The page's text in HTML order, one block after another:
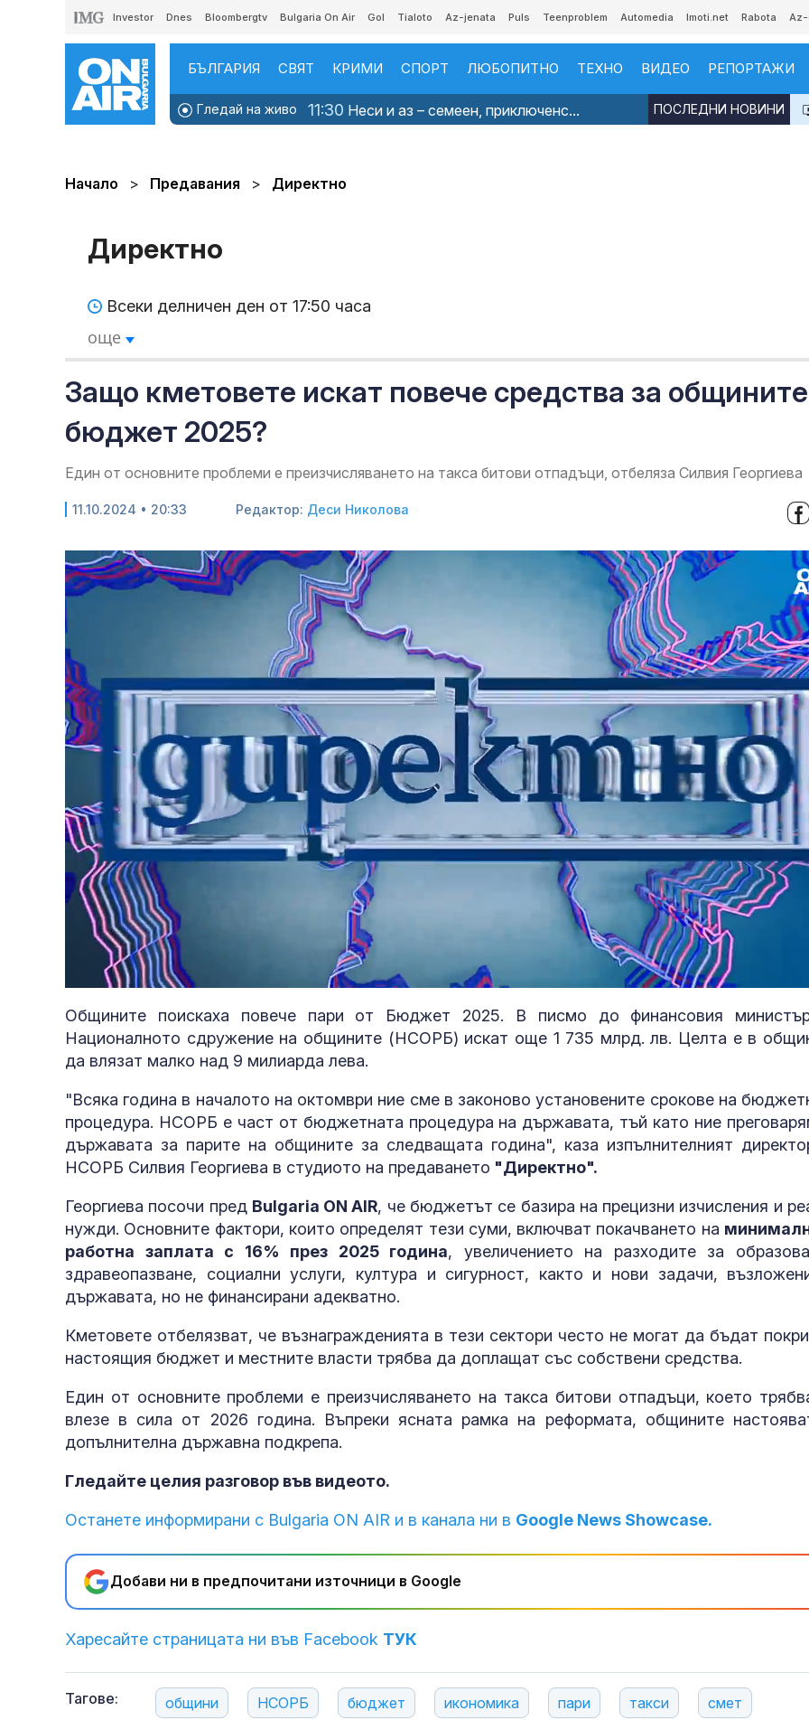
Investor Dnes Bloombergtv Bulgaria On Air Gol Tialoto Az-jenata Puls Teenproblem Automedia Imoti.net Rabota
БЪЛГАРИЯ СВЯТ КРИМИ СПОРТ ЛЮБОПИТНО ТЕХНО ВИДЕО РЕПОРТАЖИ
Гледай на живо 11:30 Неси и аз – семеен, приключенс... ПОСЛЕДНИ НОВИНИ
Начало Предавания Директно
Директно
Всеки делничен ден от 17:50 часа
още
Защо кметовете искат повече средства за
бюджет 2025?
Един от основните проблеми е преизчисляването на такса битови отпадъци, отбеляза Силвия Георгиева
11.10.2024 • 20:33 Редактор: Деси Николова
Unmute Loaded
4.09%
Общините поискаха повече пари от Бюджет 2025. В писмо до финансовия
Националното сдружение на общините (НСОРБ) искат още 1 735 млрд. лв. Целта е в
да влязат малко над 9 милиарда лева.
"Всяка година в началото на октомври ние сме в законово установените срокове на
процедура. НСОРБ е част от бюджетната процедура на държавата, тъй като ние
държавата за парите на общините за следващата година", каза изпълнителният
НСОРБ Силвия Георгиева в студиото на предаването "Директно".
Георгиева посочи пред Bulgaria ON AIR, че бюджетът се базира на прецизни изчисления и
нужди. Основните фактори, които определят тези суми, включват покачването на
работна заплата с 16% през 2025 година, увеличението на разходите за
здравеопазване, социални услуги, култура и сигурност, както и нови задачи,
държавата, но не финансирани адекватно.
Кметовете отбелязват, че възнагражденията в тези сектори често не могат да бъдат
настоящия бюджет и местните власти трябва да доплащат със собствени средства.
Един от основните проблеми е преизчисляването на такса битови отпадъци, което
влезе в сила от 2026 година. Въпреки ясната рамка на реформата, общините
допълнителна държавна подкрепа.
Гледайте целия разговор във видеото.
Останете информирани с Bulgaria ON AIR и в канала ни в Google News Showcase.
Добави ни в предпочитани източници в Google
Харесайте страницата ни във Facebook ТУК
Тагове: общини НСОРБ бюджет икономика пари такси смет
с нарушение
Национален
балната зала в Белия дом
Адвокат за
убийството
Не съм
Тежка
Бразилия с
автомобила
жертви